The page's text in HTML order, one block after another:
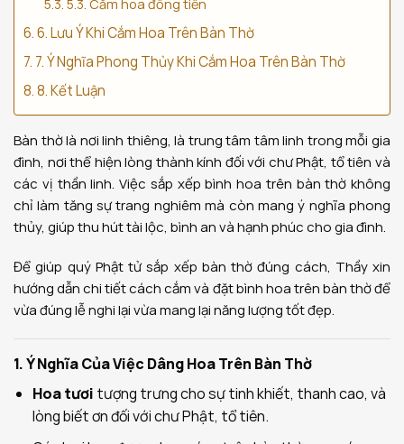
5.3. Cắm hoa đồng tiền
6. Lưu Ý Khi Cắm Hoa Trên Bàn Thờ
7. Ý Nghĩa Phong Thủy Khi Cắm Hoa Trên Bàn Thờ
8. Kết Luận
Bàn thờ là nơi linh thiêng, là trung tâm tâm linh trong mỗi gia
đình, nơi thể hiện lòng thành kính đối với chư Phật, tổ tiên và
các vị thần linh. Việc sắp xếp bình hoa trên bàn thờ không
chỉ làm tăng sự trang nghiêm mà còn mang ý nghĩa phong
thủy, giúp thu hút tài lộc, bình an và hạnh phúc cho gia đình.
Để giúp quý Phật tử sắp xếp bàn thờ đúng cách, Thầy xin
hướng dẫn chi tiết cách cắm và đặt bình hoa trên bàn thờ để
vừa đúng lễ nghi lại vừa mang lại năng lượng tốt đẹp.
1. Ý Nghĩa Của Việc Dâng Hoa Trên Bàn Thờ
Hoa tươi tượng trưng cho sự tinh khiết, thanh cao, và
lòng biết ơn đối với chư Phật, tổ tiên.